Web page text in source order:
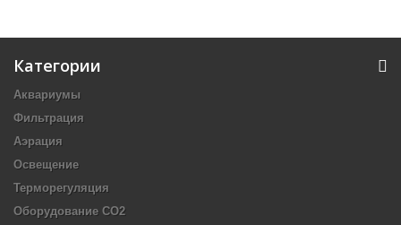
Категории
Аквариумы
Фильтрация
Аэрация
Освещение
Терморегуляция
Оборудование CO2